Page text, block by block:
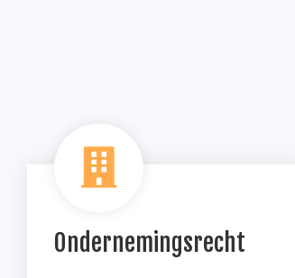
Ondernemingsrecht